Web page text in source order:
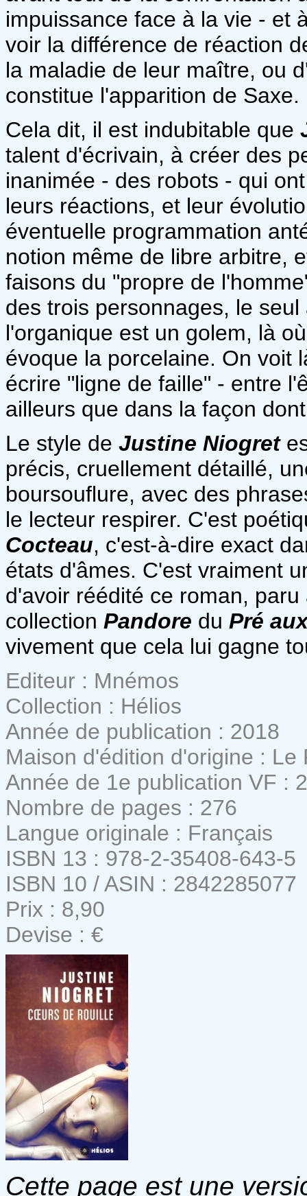
impuissance face à la vie - et
voir la différence de réaction
la maladie de leur maître, ou
constitue l'apparition de Saxe.
Cela dit, il est indubitable que
talent d'écrivain, à créer des
inanimée - des robots - qui
leurs réactions, et leur
éventuelle programmation
notion même de libre arbitre,
faisons du "propre de
des trois personnages, le
l'organique est un golem, là
évoque la porcelaine. On voit
écrire "ligne de faille" - entre
ailleurs que dans la façon
Le style de Justine Niogret
précis, cruellement détaillé,
boursouflure, avec des
le lecteur respirer. C'est
Cocteau, c'est-à-dire exact
états d'âmes. C'est vraiment
d'avoir réédité ce roman,
collection Pandore du Pré
vivement que cela lui gagne
Editeur : Mnémos
Collection : Hélios
Année de publication : 2018
Maison d'édition d'origine : Le
Année de 1e publication VF :
Nombre de pages : 276
Langue originale : Français
ISBN 13 : 978-2-35408-643-5
ISBN 10 / ASIN : 2842285077
Prix : 8,90
Devise : €
Cette page est une